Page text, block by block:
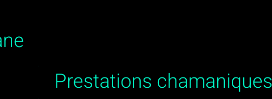
Prestations chamaniques